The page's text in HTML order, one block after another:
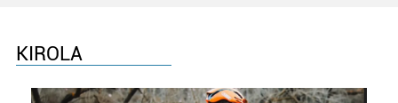
KIROLA